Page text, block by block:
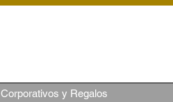
Corporativos y Regalos